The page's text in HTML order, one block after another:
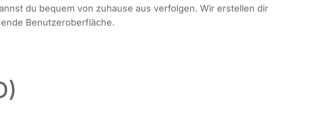
du bequem von zuhau­se aus ver­fol­gen. Wir erstel­len dir
Benutzeroberfläche.